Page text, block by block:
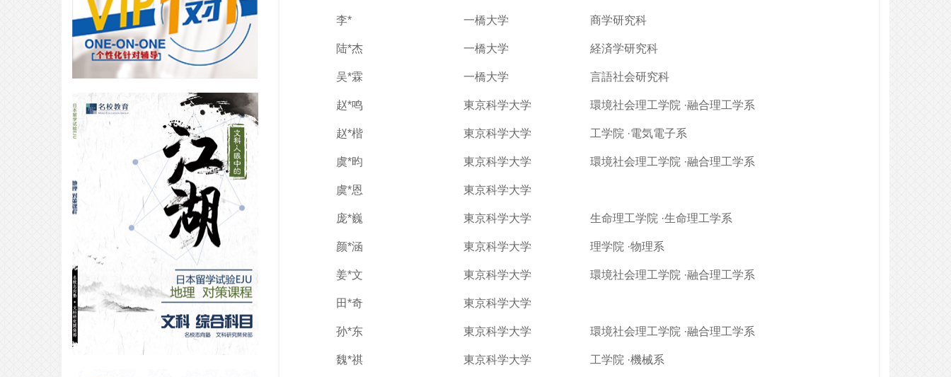
李* 一橋大学 商学研究科
陆*杰 一橋大学 経済学研究科
吴*霖 一橋大学 言語社会研究科
赵*鸣 東京科学大学 環境社会理工学院 ·融合理工学系
赵*楷 東京科学大学 工学院 ·電気電子系
虞*昀 東京科学大学 環境社会理工学院 ·融合理工学系
虞*恩 東京科学大学
庞*巍 東京科学大学 生命理工学院 ·生命理工学系
颜*涵 東京科学大学 理学院 ·物理系
姜*文 東京科学大学 環境社会理工学院 ·融合理工学系
田*奇 東京科学大学
孙*东 東京科学大学 環境社会理工学院 ·融合理工学系
魏*祺 東京科学大学 工学院 ·機械系
合格专访｜庆应4枚offer获得者，教
你如何0基础2年刷到EJU700+！
VIP合格专访｜5个月EJU日语提高
近百分！厚积薄发拿下立命馆大
早大合格专访｜四位一体考学有保
障~从杭州英特直达早稻田大学！